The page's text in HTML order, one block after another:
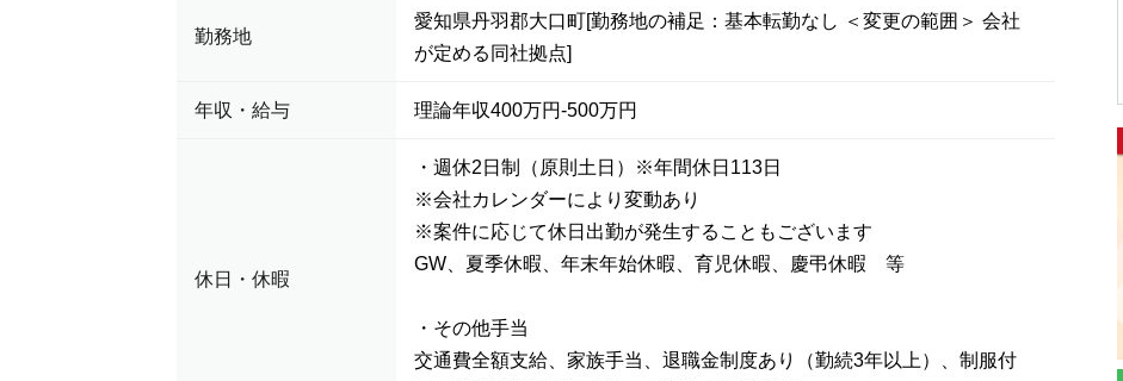
勤務地
愛知県丹羽郡大口町[勤務地の補足：基本転勤なし ＜変更の範囲＞ 会社
が定める同社拠点]
年収・給与 理論年収400万円-500万円
休日・休暇
・週休2日制（原則土日）※年間休日113日
※会社カレンダーにより変動あり
※案件に応じて休日出勤が発生することもございます
GW、夏季休暇、年末年始休暇、育児休暇、慶弔休暇 等
・その他手当
交通費全額支給、家族手当、退職金制度あり（勤続3年以上）、制服付